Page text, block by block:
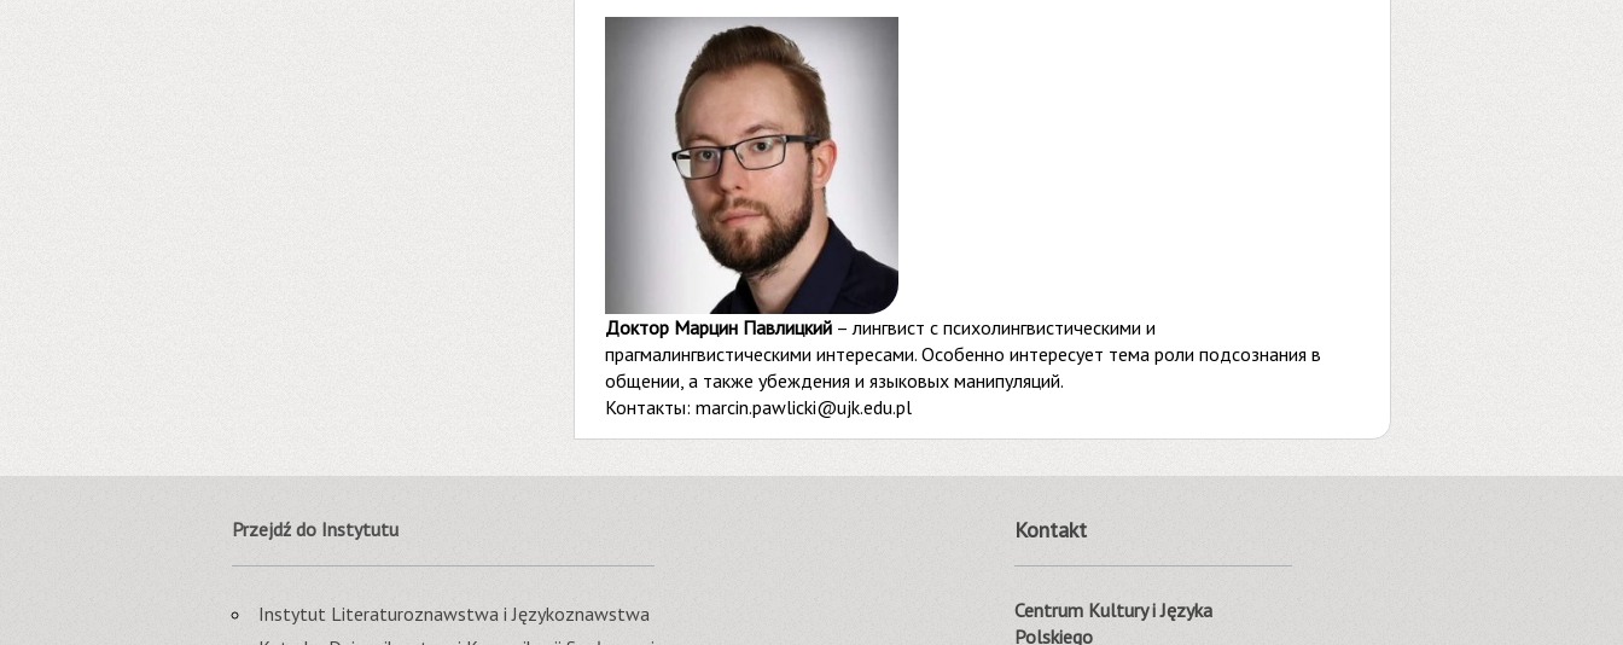
Доктор Марцин Павлицкий – лингвист с психолингвистическими и
прагмалингвистическими интересами. Особенно интересует тема роли подсознания в
общении, а также убеждения и языковых манипуляций.
Контакты: marcin.pawlicki@ujk.edu.pl
Przejdź do Instytutu
Instytut Literaturoznawstwa i Językoznawstwa
Kontakt
Centrum Kultury i Języka
Polskiego